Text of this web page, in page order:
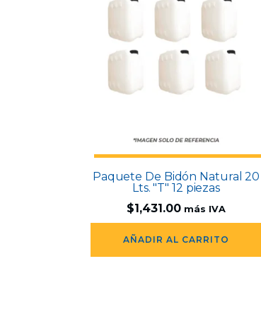
Paquete De Bidón Natural 20
Lts. "T" 12 piezas
$1,431.00 más IVA
AÑADIR AL CARRITO